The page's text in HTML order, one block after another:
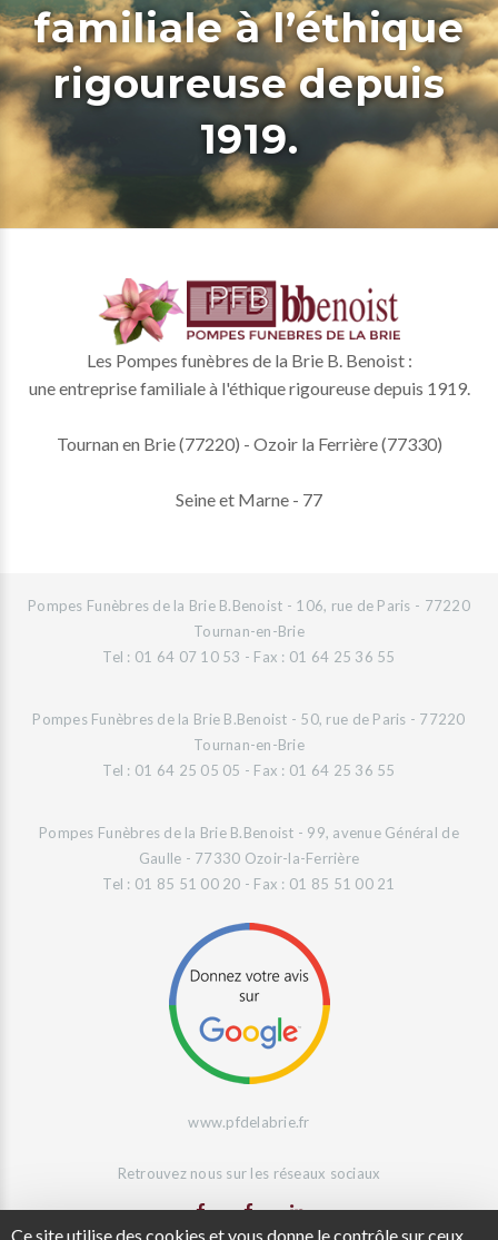
Ce site utilise des cookies et vous donne le contrôle sur ceux
familiale à l’éthique
rigoureuse depuis
1919.
Les Pompes funèbres de la Brie B. Benoist :
une entreprise familiale à l'éthique rigoureuse depuis 1919.
Tournan en Brie (77220) - Ozoir la Ferrière (77330)
Seine et Marne - 77
Pompes Funèbres de la Brie B.Benoist - 106, rue de Paris - 77220
Tournan-en-Brie
Tel : 01 64 07 10 53 - Fax : 01 64 25 36 55
Pompes Funèbres de la Brie B.Benoist - 50, rue de Paris - 77220
Tournan-en-Brie
Tel : 01 64 25 05 05 - Fax : 01 64 25 36 55
Pompes Funèbres de la Brie B.Benoist - 99, avenue Général de
Gaulle - 77330 Ozoir-la-Ferrière
Tel : 01 85 51 00 20 - Fax : 01 85 51 00 21
www.pfdelabrie.fr
Retrouvez nous sur les réseaux sociaux